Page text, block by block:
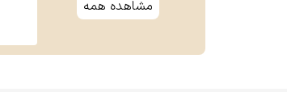
مشاهده همه